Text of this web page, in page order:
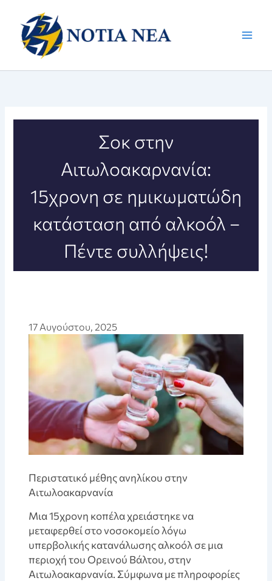
περιεχόμενο
Σοκ στην
Αιτωλοακαρνανία:
15χρονη σε ημικωματώδη
κατάσταση από αλκοόλ –
Πέντε συλλήψεις!
17 Αυγούστου, 2025
Περιστατικό μέθης ανηλίκου στην
Αιτωλοακαρνανία
Μια 15χρονη κοπέλα χρειάστηκε να
μεταφερθεί στο νοσοκομείο λόγω
υπερβολικής κατανάλωσης αλκοόλ σε μια
περιοχή του Ορεινού Βάλτου, στην
Αιτωλοακαρνανία. Σύμφωνα με πληροφορίες